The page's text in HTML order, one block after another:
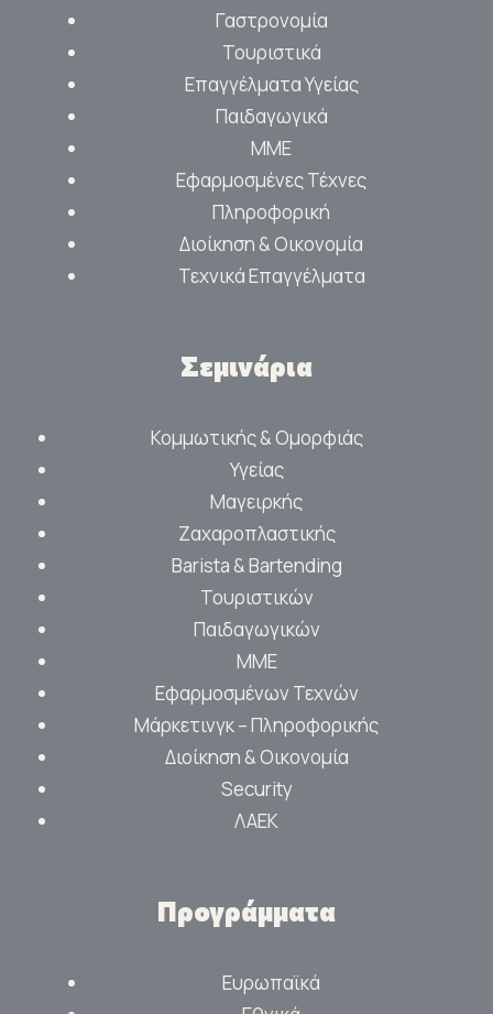
Γαστρονομία
Τουριστικά
Επαγγέλματα Υγείας
Παιδαγωγικά
ΜΜΕ
Εφαρμοσμένες Τέχνες
Πληροφορική
Διοίκηση & Οικονομία
Τεχνικά Επαγγέλματα
Σεμινάρια
Κομμωτικής & Ομορφιάς
Υγείας
Μαγειρκής
Ζαχαροπλαστικής
Barista & Bartending
Τουριστικών
Παιδαγωγικών
ΜΜΕ
Εφαρμοσμένων Τεχνών
Μάρκετινγκ – Πληροφορικής
Διοίκηση & Οικονομία
Security
ΛΑΕΚ
Προγράμματα
Ευρωπαϊκά